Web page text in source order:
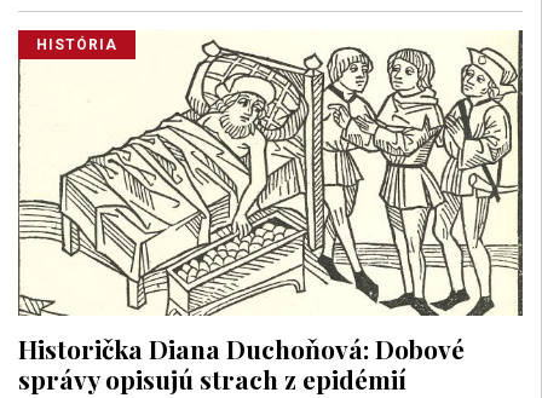
HISTÓRIA
Historička Diana Duchoňová: Dobové
správy opisujú strach z epidémií